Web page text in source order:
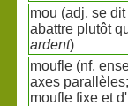
mou (adj, se
abattre plutôt
ardent)
moufle (nf,
axes
moufle fixe et